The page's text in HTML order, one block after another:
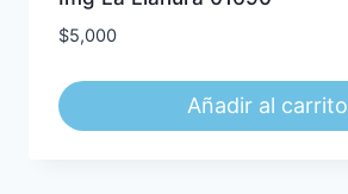
$5,000
Añadir al carrito